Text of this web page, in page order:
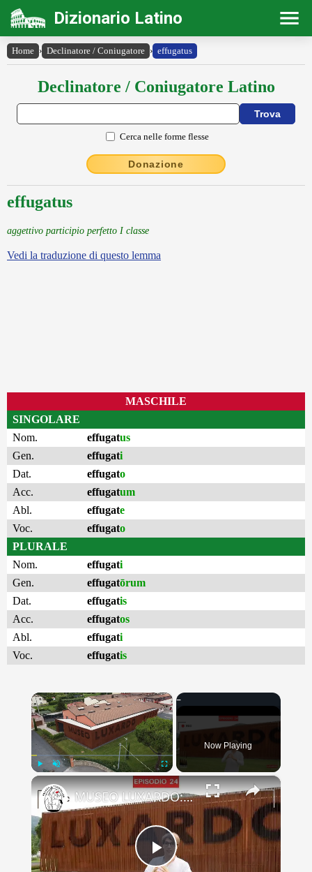
Dizionario Latino
Home › Declinatore / Coniugatore › effugatus
Declinatore / Coniugatore Latino
Cerca nelle forme flesse
Donazione
effugatus
aggettivo participio perfetto I classe
Vedi la traduzione di questo lemma
MASCHILE
SINGOLARE
Nom.
effugatus
Gen.
effugati
Dat.
effugato
Acc.
effugatum
Abl.
effugate
Voc.
effugato
PLURALE
Nom.
effugati
Gen.
effugatōrum
Dat.
effugatis
Acc.
effugatos
Abl.
effugati
Voc.
effugatis
×
Fullscreen
Now Playing
×
Play
MUSEO LUXARDO: Un Viaggio nel Tempo e nel Gusto